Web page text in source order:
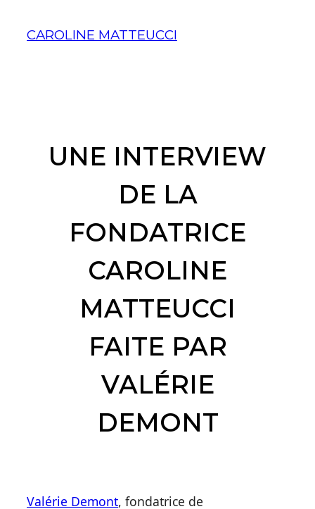
CAROLINE MATTEUCCI
UNE INTERVIEW
DE LA
FONDATRICE
CAROLINE
MATTEUCCI
FAITE PAR
VALÉRIE
DEMONT
Valérie Demont, fondatrice de